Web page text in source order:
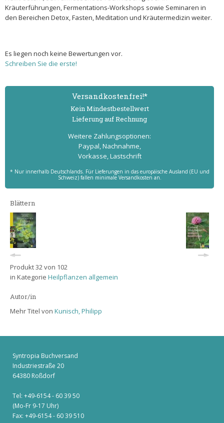
Kräuterführungen, Fermentations-Workshops sowie Seminaren in
den Bereichen Detox, Fasten, Meditation und Kräutermedizin weiter.
Es liegen noch keine Bewertungen vor.
Schreiben Sie die erste!
Versand­kostenfrei!*
Kein Mindest­bestell­wert
Lieferung auf Rechnung
Weitere Zahlungs­optionen:
Paypal, Nachnahme,
Vorkasse, Lastschrift
* Nur innerhalb Deutschlands. Für Lieferungen in das europäische Ausland (EU und
Schweiz) fallen minimale Versandkosten an.
Blättern
Produkt 32 von 102
in Kategorie Heilpflanzen allgemein
Autor/in
Mehr Titel von Kunisch, Philipp
Syntropia Buchversand
Industriestraße 20
64380 Roßdorf
Tel: +49-6154 - 60 39 50
(Mo-Fr 9-17 Uhr)
Fax: +49-6154 - 60 39 510